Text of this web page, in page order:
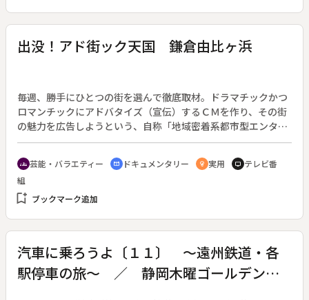
出没！アド街ック天国 鎌倉由比ヶ浜
毎週、勝手にひとつの街を選んで徹底取材。ドラマチックかつ
ロマンチックにアドバタイズ（宣伝）するＣＭを作り、その街
の魅力を広告しようという、自称「地域密着系都市型エンター
テインメント」。（１９９５年４月１５日開始）◆鎌倉といえ
ば大仏と寺、そして多くの人々に愛されて９８年走り続ける、
江の電。これはまさに鎌倉のシンボル。由比ヶ浜は夏に大勢の
人々で賑わうビーチだが、冬のビーチこそ恋人たちには最適の
場所である。海を見ながら、三崎直送のマグロ料理が楽しめる
groups 芸能・バラエティー cinematic_blur ドキュメンタリー emoji_objects 実用 tv テレビ番
組
bookmark_add ブックマーク追加
汽車に乗ろうよ〔１１〕 ～遠州鉄道・各
駅停車の旅～ ／ 静岡木曜ゴールデンス